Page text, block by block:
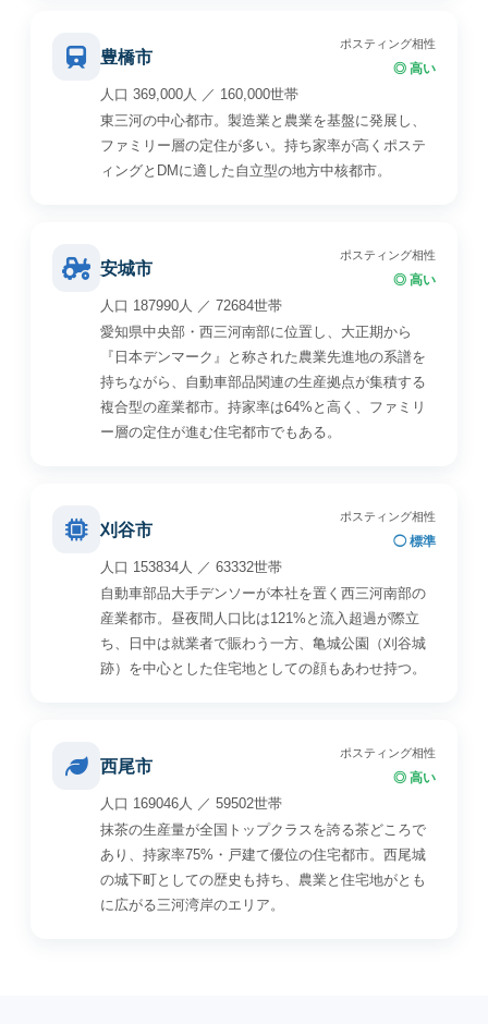
豊橋市
ポスティング相性
◎ 高い
人口 369,000人 ／ 160,000世帯
東三河の中心都市。製造業と農業を基盤に発展し、
ファミリー層の定住が多い。持ち家率が高くポステ
ィングとDMに適した自立型の地方中核都市。
安城市
ポスティング相性
◎ 高い
人口 187990人 ／ 72684世帯
愛知県中央部・西三河南部に位置し、大正期から
『日本デンマーク』と称された農業先進地の系譜を
持ちながら、自動車部品関連の生産拠点が集積する
複合型の産業都市。持家率は64%と高く、ファミリ
ー層の定住が進む住宅都市でもある。
刈谷市
ポスティング相性
◯ 標準
人口 153834人 ／ 63332世帯
自動車部品大手デンソーが本社を置く西三河南部の
産業都市。昼夜間人口比は121%と流入超過が際立
ち、日中は就業者で賑わう一方、亀城公園（刈谷城
跡）を中心とした住宅地としての顔もあわせ持つ。
西尾市
ポスティング相性
◎ 高い
人口 169046人 ／ 59502世帯
抹茶の生産量が全国トップクラスを誇る茶どころで
あり、持家率75%・戸建て優位の住宅都市。西尾城
の城下町としての歴史も持ち、農業と住宅地がとも
に広がる三河湾岸のエリア。